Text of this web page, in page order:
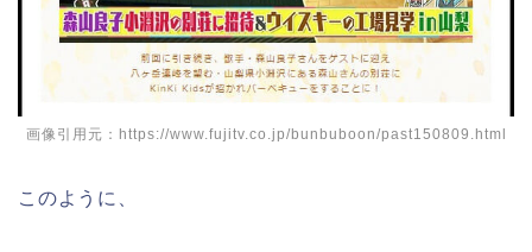
画像引用元：https://www.fujitv.co.jp/bunbuboon/past150809.html
このように、